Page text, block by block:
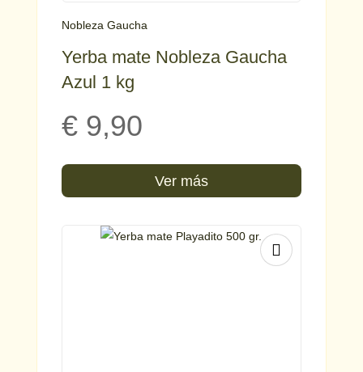
Nobleza Gaucha
Yerba mate Nobleza Gaucha
Azul 1 kg
€9,90
Ver más